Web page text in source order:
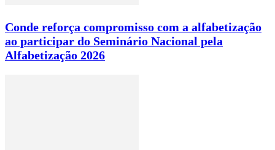
Conde reforça compromisso com a alfabetização
ao participar do Seminário Nacional pela
Alfabetização 2026